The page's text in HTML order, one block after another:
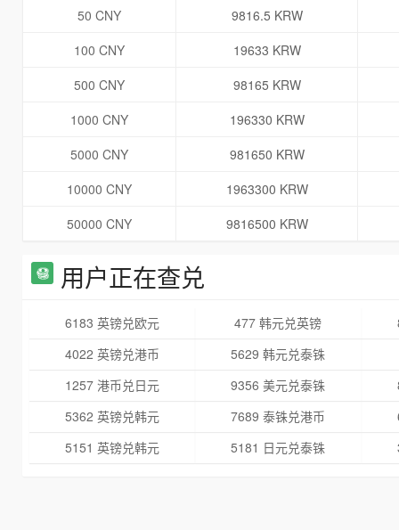
50 CNY
9816.5 KRW
100 CNY
19633 KRW
500 CNY
98165 KRW
1000 CNY
196330 KRW
5000 CNY
981650 KRW
10000 CNY
1963300 KRW
50000 CNY
9816500 KRW
用户正在查兑
6183 英镑兑欧元 477 韩元兑英镑
4022 英镑兑港币
5629 韩元兑泰铢
1257 港币兑日元
9356 美元兑泰铢
5362 英镑兑韩元
7689 泰铢兑港币
5151 英镑兑韩元
5181 日元兑泰铢